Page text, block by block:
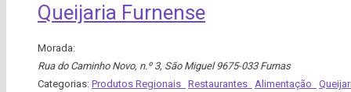
Queijaria Furnense
Morada:
Rua do Caminho Novo, n.º 3, São Miguel 9675-033 Furnas
Categorias: Produtos Regionais Restaurantes Alimentação